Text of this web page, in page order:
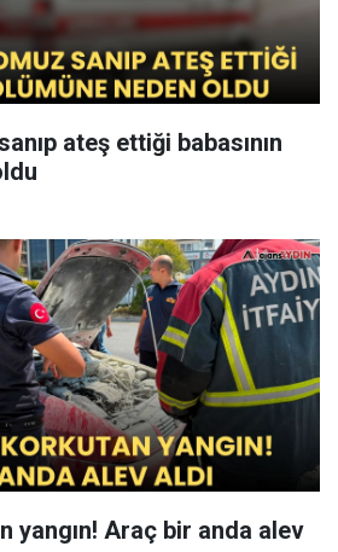
ateş ettiği babasının
bir anda alev